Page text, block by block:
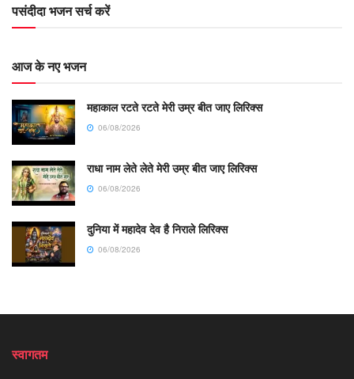
पसंदीदा भजन सर्च करें
आज के नए भजन
महाकाल रटते रटते मेरी उम्र बीत जाए लिरिक्स
06/08/2026
राधा नाम लेते लेते मेरी उम्र बीत जाए लिरिक्स
06/08/2026
दुनिया में महादेव देव है निराले लिरिक्स
06/08/2026
स्वागतम